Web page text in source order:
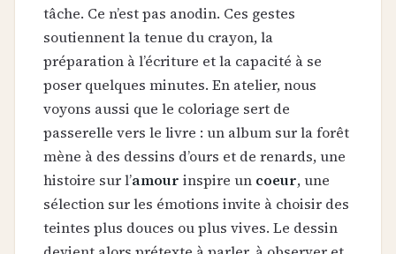
tâche. Ce n’est pas anodin. Ces gestes
soutiennent la tenue du crayon, la
préparation à l’écriture et la capacité à se
poser quelques minutes. En atelier, nous
voyons aussi que le coloriage sert de
passerelle vers le livre : un album sur la forêt
mène à des dessins d’ours et de renards, une
histoire sur l’amour inspire un coeur, une
sélection sur les émotions invite à choisir des
teintes plus douces ou plus vives. Le dessin